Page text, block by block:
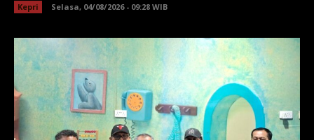
Kepri Selasa, 04/08/2026 - 09:28 WIB